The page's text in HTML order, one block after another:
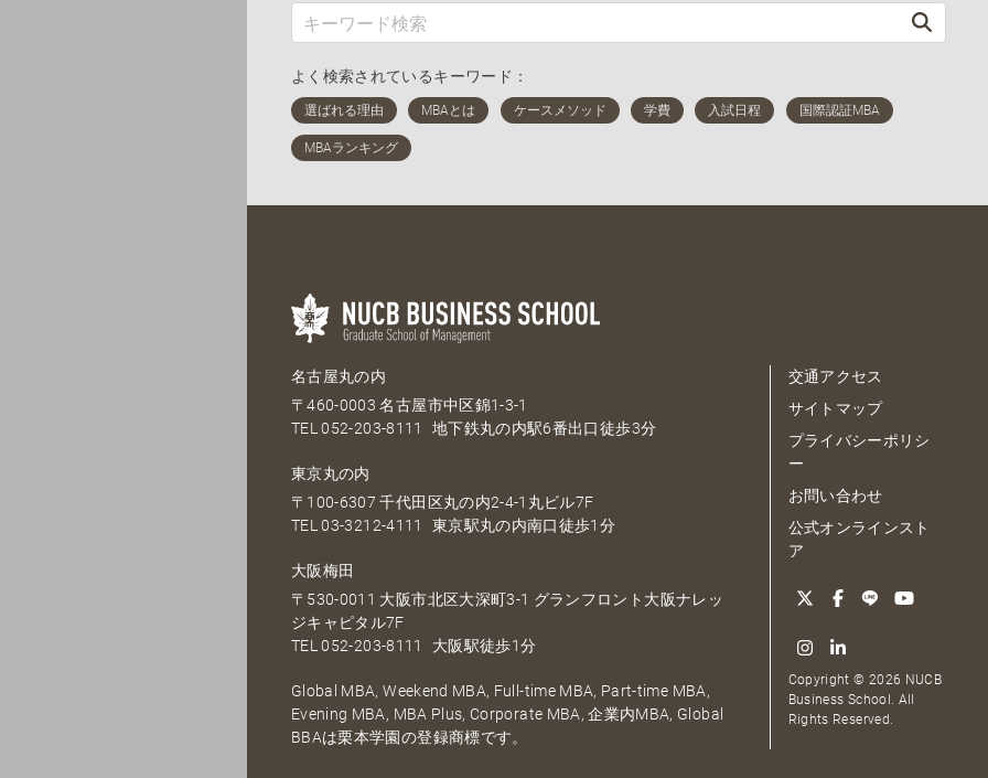
よく検索されているキーワード：
名古屋丸の内
〒460-0003 名古屋市中区錦1-3-1
TEL052-203-8111 地下鉄丸の内駅6番出口徒歩3分
東京丸の内
〒100-6307 千代田区丸の内2-4-1丸ビル7F
TEL03-3212-4111 東京駅丸の内南口徒歩1分
大阪梅田
〒530-0011 大阪市北区大深町3-1 グランフロント大阪ナレッ
ジキャピタル7F
TEL052-203-8111 大阪駅徒歩1分
Global MBA, Weekend MBA, Full-time MBA, Part-time MBA,
Evening MBA, MBA Plus, Corporate MBA, 企業内MBA, Global
BBAは栗本学園の登録商標です。
交通アクセス
サイトマップ
プライバシーポリシ
ー
お問い合わせ
公式オンラインスト
ア
Copyright © 2026 NUCB
Business School. All
Rights Reserved.